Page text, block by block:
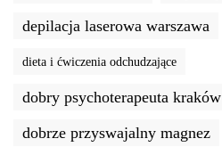
depilacja laserowa warszawa
dieta i ćwiczenia odchudzające
dobry psychoterapeuta kraków
dobrze przyswajalny magnez